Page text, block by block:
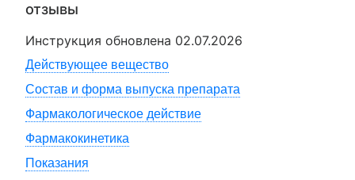
отзывы
Инструкция обновлена 02.07.2026
Действующее вещество
Состав и форма выпуска препарата
Фармакологическое действие
Фармакокинетика
Показания